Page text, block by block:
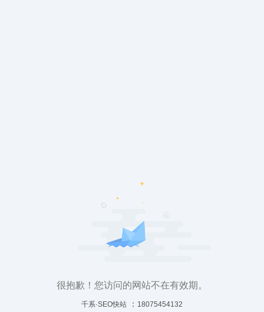
很抱歉！您访问的网站不在有效期。
千系·SEO快站 ： 18075454132